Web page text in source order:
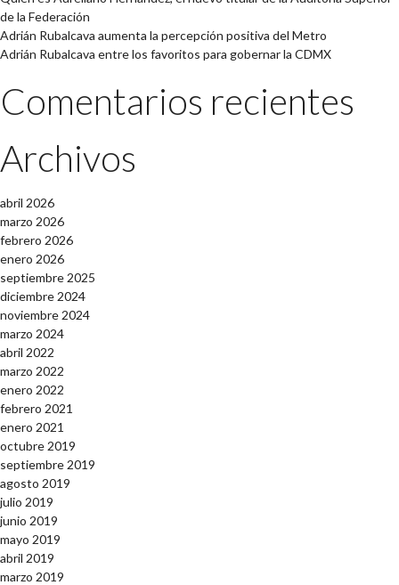
de la Federación
Adrián Rubalcava aumenta la percepción positiva del Metro
Adrián Rubalcava entre los favoritos para gobernar la CDMX
Comentarios recientes
Archivos
abril 2026
marzo 2026
febrero 2026
enero 2026
septiembre 2025
diciembre 2024
noviembre 2024
marzo 2024
abril 2022
marzo 2022
enero 2022
febrero 2021
enero 2021
octubre 2019
septiembre 2019
agosto 2019
julio 2019
junio 2019
mayo 2019
abril 2019
marzo 2019